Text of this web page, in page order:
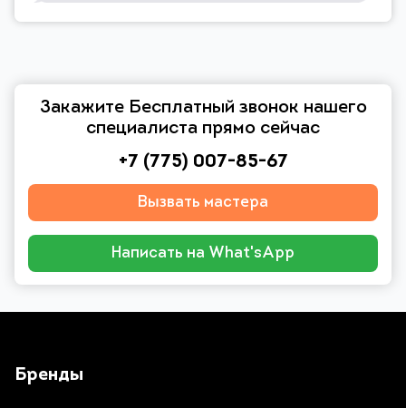
Закажите Бесплатный звонок нашего
специалиста прямо сейчас
+7 (775) 007-85-67
Вызвать мастера
Написать на What'sApp
Бренды